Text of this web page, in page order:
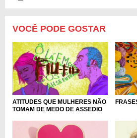
VOCÊ PODE GOSTAR
ATITUDES QUE MULHERES NÃO
TOMAM DE MEDO DE ASSEDIO